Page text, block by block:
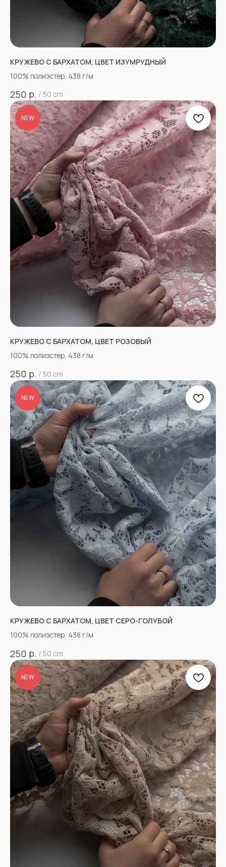
КРУЖЕВО С БАРХАТОМ, ЦВЕТ ИЗУМРУДНЫЙ
100% полиэстер, 438 г/м
250 р. / 50 cm
NEW
КРУЖЕВО С БАРХАТОМ, ЦВЕТ РОЗОВЫЙ
100% полиэстер, 438 г/м
250 р. / 50 cm
NEW
КРУЖЕВО С БАРХАТОМ, ЦВЕТ СЕРО-ГОЛУБОЙ
100% полиэстер, 438 г/м
250 р. / 50 cm
NEW